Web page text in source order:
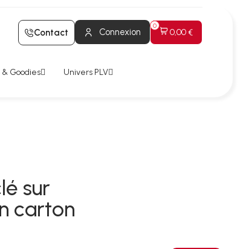
Contact Connexion 0,00 €
& Goodies Univers PLV
sur
carton